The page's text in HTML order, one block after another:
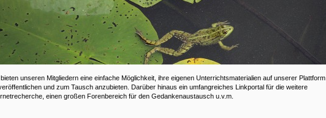
unseren Mitgliedern eine einfache Möglichkeit, ihre eigenen Unterrichtsmaterialien auf unserer Plattform
und zum Tausch anzubieten. Darüber hinaus ein umfangreiches Linkportal für die weitere
einen großen Forenbereich für den Gedankenaustausch u.v.m.